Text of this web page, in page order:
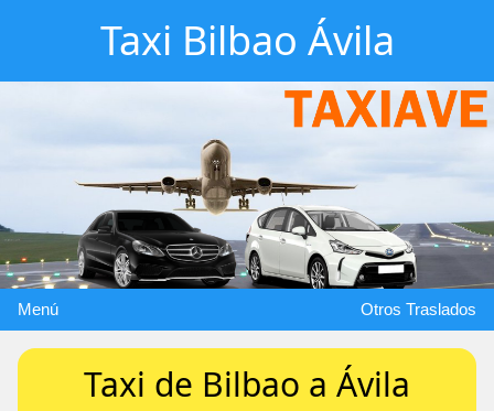
Taxi Bilbao Ávila
Menú Otros Traslados
Taxi de Bilbao a Ávila